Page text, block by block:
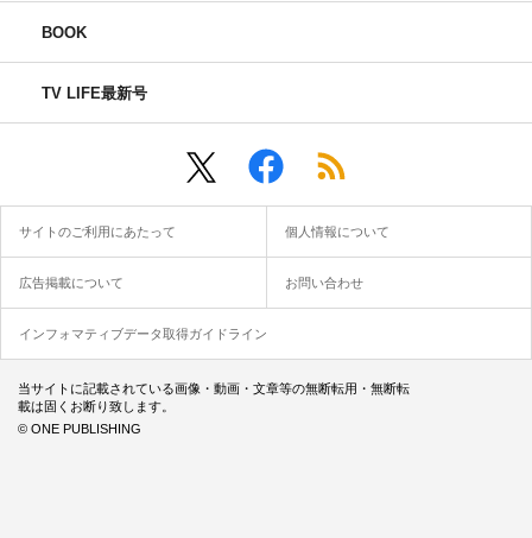
BOOK
TV LIFE最新号
サイトのご利用にあたって 個人情報について
広告掲載について お問い合わせ
インフォマティブデータ取得ガイドライン
当サイトに記載されている画像・動画・文章等の無断転用・無断転
載は固くお断り致します。
© ONE PUBLISHING